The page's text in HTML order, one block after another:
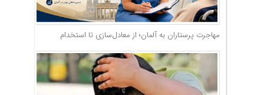
مهاجرت پرستاران به آلمان؛ از معادل‌سازی تا استخدام